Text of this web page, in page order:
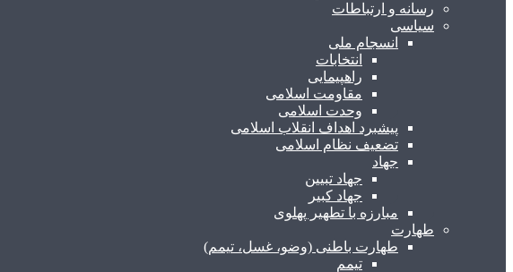
رسانه و ارتباطات
سیاسی
انسجام ملی
انتخابات
راهپیمایی
مقاومت اسلامی
وحدت اسلامی
پیشبرد اهداف انقلاب اسلامی
تضعیف نظام اسلامی
جهاد
جهاد تبیین
جهاد کبیر
مبارزه با تطهیر پهلوی
طهارت
طهارت باطنی (وضو، غسل، تیمم)
تیمم